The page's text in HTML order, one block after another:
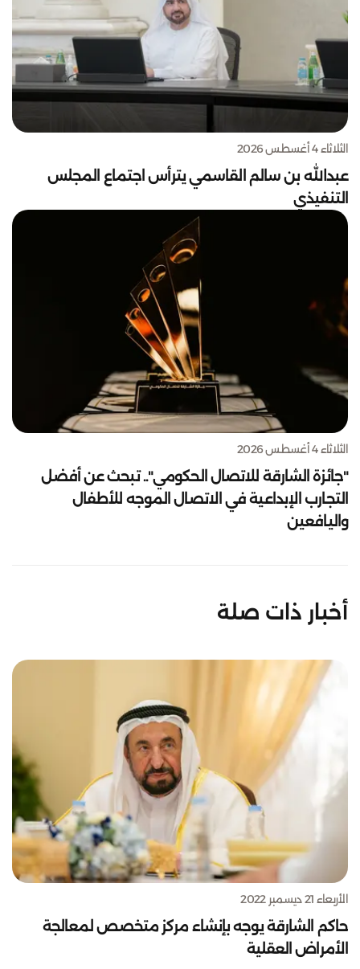
الثلاثاء 4 أغسطس 2026
عبدالله بن سالم القاسمي يترأس اجتماع المجلس
التنفيذي
الثلاثاء 4 أغسطس 2026
"جائزة الشارقة للاتصال الحكومي".. تبحث عن أفضل
التجارب الإبداعية في الاتصال الموجه للأطفال
واليافعين
أخبار ذات صلة
الأربعاء 21 ديسمبر 2022
حاكم الشارقة يوجه بإنشاء مركز متخصص لمعالجة
الأمراض العقلية